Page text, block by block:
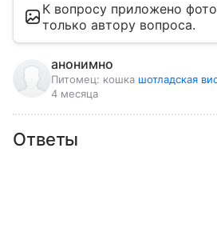
К вопросу приложено
только автору вопроса.
анонимно
Питомец: кошка шотладская
4 месяца
Ответы